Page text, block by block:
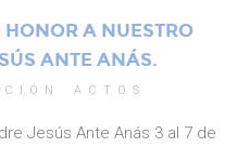
A NUESTRO
ANTE ANÁS.
ACTOS
Jesús Ante Anás 3 al 7 de